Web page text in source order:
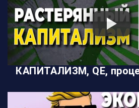
КАПИТАЛИЗМ, QE,